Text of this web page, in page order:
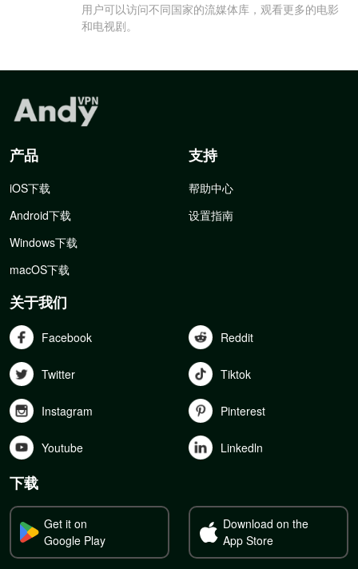
用户可以访问不同国家的流媒体库，观看更多的电影
和电视剧。
产品
iOS下载
Android下载
Windows下载
macOS下载
支持
帮助中心
设置指南
关于我们
Facebook Reddit
Twitter Tiktok
Instagram Pinterest
Youtube Linkedln
下载
Get it on
Google Play
Download on the
App Store